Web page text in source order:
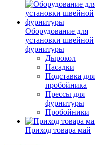
Оборудование для
установки швейной
фурнитуры
Дырокол
Насадки
Подставка для
пробойника
Прессы для
фурнитуры
Пробойники
Приход товара май